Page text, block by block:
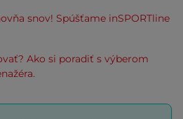
snov! Spúšťame inSPORTline
Ako si poradiť s výberom